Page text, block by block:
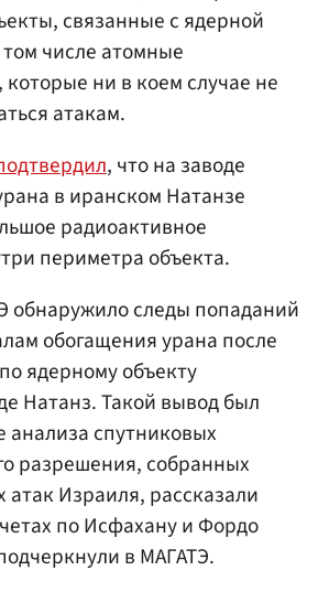
связанные с ядерной
числе атомные
ни в коем случае не
атакам.
, что на заводе
в иранском Натанзе
радиоактивное
периметра объекта.
обнаружило следы попаданий
обогащения урана после
ядерному объекту
Натанз. Такой вывод был
анализа спутниковых
разрешения, собранных
атак Израиля, рассказали
по Исфахану и Фордо
в МАГАТЭ.